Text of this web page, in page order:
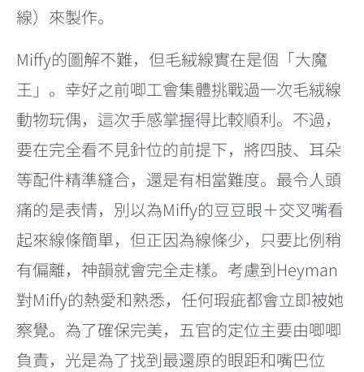
線）來製作。
Miffy的圖解不難，但毛絨線實在是個「大魔
王」。幸好之前唧工會集體挑戰過一次毛絨線
動物玩偶，這次手感掌握得比較順利。不過，
要在完全看不見針位的前提下，將四肢、耳朵
等配件精準縫合，還是有相當難度。最令人頭
痛的是表情，別以為Miffy的豆豆眼＋交叉嘴看
起來線條簡單，但正因為線條少，只要比例稍
有偏離，神韻就會完全走樣。考慮到Heyman
對Miffy的熱愛和熟悉，任何瑕疵都會立即被她
察覺。為了確保完美，五官的定位主要由唧唧
負責，光是為了找到最還原的眼距和嘴巴位